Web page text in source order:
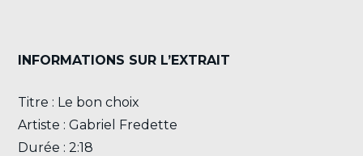
INFORMATIONS SUR L’EXTRAIT
Titre : Le bon choix
Artiste : Gabriel Fredette
Durée : 2:18